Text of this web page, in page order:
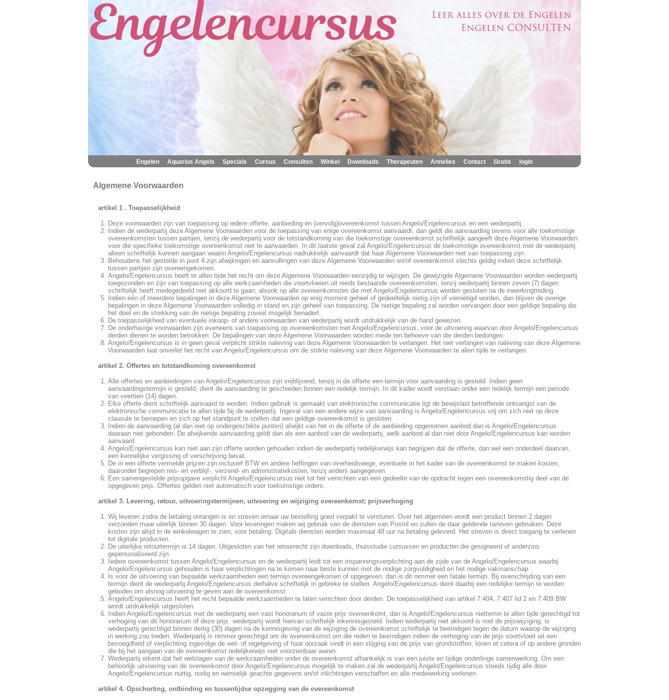
Engelen Aquarius Angels Specials Cursus Consulten Winkel Downloads Therapeuten Annelies Contact Gratis login
Algemene Voorwaarden
artikel 1 . Toepasselijkheid
Deze voorwaarden zijn van toepassing op iedere offerte, aanbieding en (vervolg)overeenkomst tussen Angelo/Engelencursus en een wederpartij.
Indien de wederpartij deze Algemene Voorwaarden voor de toepassing van enige overeenkomst aanvaardt, dan geldt die aanvaarding tevens voor alle toekomstige
overeenkomsten tussen partijen, tenzij de wederpartij voor de totstandkoming van die toekomstige overeenkomst schriftelijk aangeeft deze Algemene Voorwaarden
voor die specifieke toekomstige overeenkomst niet te aanvaarden. In dit laatste geval zal Angelo/Engelencursus de toekomstige overeenkomst met de wederpartij
alleen schriftelijk kunnen aangaan waarin Angelo/Engelencursus nadrukkelijk aanvaardt dat haar Algemene Voorwaarden niet van toepassing zijn.
Behoudens het gestelde in punt 4 zijn afwijkingen en aanvullingen van deze Algemene Voorwaarden en/of overeenkomst slechts geldig indien deze schriftelijk
tussen partijen zijn overeengekomen.
Angelo/Engelencursus heeft te allen tijde het recht om deze Algemene Voorwaarden eenzijdig te wijzigen. De gewijzigde Algemene Voorwaarden worden wederpartij
toegezonden en zijn van toepassing op alle werkzaamheden die voortvloeien uit reeds bestaande overeenkomsten, tenzij wederpartij binnen zeven (7) dagen
schriftelijk heeft medegedeeld niet akkoord te gaan, alsook op alle overeenkomsten die met Angelo/Engelencursus worden gesloten na de inwerkingtreding.
Indien één of meerdere bepalingen in deze Algemene Voorwaarden op enig moment geheel of gedeeltelijk nietig zijn of vernietigd worden, dan blijven de overige
bepalingen in deze Algemene Voorwaarden volledig in stand en zijn geheel van toepassing. De nietige bepaling zal worden vervangen door een geldige bepaling die
het doel en de strekking van de nietige bepaling zoveel mogelijk benadert.
De toepasselijkheid van eventuele inkoop- of andere voorwaarden van wederpartij wordt uitdrukkelijk van de hand gewezen.
De onderhavige voorwaarden zijn eveneens van toepassing op overeenkomsten met Angelo/Engelencursus, voor de uitvoering waarvan door Angelo/Engelencursus
derden dienen te worden betrokken. De bepalingen van deze Algemene Voorwaarden worden mede ten behoeve van die derden bedongen.
Angelo/Engelencursus is in geen geval verplicht strikte naleving van deze Algemene Voorwaarden te verlangen. Het niet verlangen van naleving van deze Algemene
Voorwaarden laat onverlet het recht van Angelo/Engelencursus om de strikte naleving van deze Algemene Voorwaarden te allen tijde te verlangen.
artikel 2. Offertes en totstandkoming overeenkomst
Alle offertes en aanbiedingen van Angelo/Engelencursus zijn vrijblijvend, tenzij in de offerte een termijn voor aanvaarding is gesteld. Indien geen
aanvaardingstermijn is gesteld, dient de aanvaarding te geschieden binnen een redelijk termijn. In dit kader wordt verstaan onder een redelijk termijn een periode
van veertien (14) dagen.
Elke offerte dient schriftelijk aanvaard te worden. Indien gebruik is gemaakt van elektronische communicatie ligt de bewijslast betreffende ontvangst van de
elektronische communicatie te allen tijde bij de wederpartij. Ingeval van een andere wijze van aanvaarding is Angelo/Engelencursus vrij om zich niet op deze
clausule te beroepen en zich op het standpunt te stellen dat een geldige overeenkomst is gesloten.
Indien de aanvaarding (al dan niet op ondergeschikte punten) afwijkt van het in de offerte of de aanbieding opgenomen aanbod dan is Angelo/Engelencursus
daaraan niet gebonden. De afwijkende aanvaarding geldt dan als een aanbod van de wederpartij, welk aanbod al dan niet door Angelo/Engelencursus kan worden
aanvaard.
Angelo/Engelencursus kan niet aan zijn offerte worden gehouden indien de wederpartij redelijkerwijs kan begrijpen dat de offerte, dan wel een onderdeel daarvan,
een kennelijke vergissing of verschrijving bevat.
De in een offerte vermelde prijzen zijn inclusief BTW en andere heffingen van overheidswege, eventuele in het kader van de overeenkomst te maken kosten,
daaronder begrepen reis- en verblijf-, verzend- en administratiekosten, tenzij anders aangegeven.
Een samengestelde prijsopgave verplicht Angelo/Engelencursus niet tot het verrichten van een gedeelte van de opdracht tegen een overeenkomstig deel van de
opgegeven prijs. Offertes gelden niet automatisch voor toekomstige orders.
artikel 3. Levering, retour, uitvoeringstermijnen, uitvoering en wijziging overeenkomst; prijsverhoging
Wij leveren zodra de betaling ontangen is en streven ernaar uw bestelling goed verpakt te versturen. Over het algemeen wordt een product binnen 2 dagen
verzonden maar uiterlijk binnen 30 dagen. Voor leveringen maken wij gebruik van de diensten van Postnl en zullen de daar geldende tarieven gebruiken. Deze
kosten zijn altijd in de winkelwagen te zien, voor betaling. Digitale diensten worden maximaal 48 uur na betaling geleverd. Het streven is direct toegang te verlenen
tot digitale producten.
De uiterlijke retourtermijn is 14 dagen. Uitgesloten van het retourrecht zijn downloads, thuisstudie cursussen en producten die gesigneerd of anderzins
gepersonaliseerd zijn.
Iedere overeenkomst tussen Angelo/Engelencursus en de wederpartij leidt tot een inspanningsverplichting aan de zijde van de Angelo/Engelencursus waarbij
Angelo/Engelencursus gehouden is haar verplichtingen na te komen naar beste kunnen met de nodige zorgvuldigheid en het nodige vakmanschap.
Is voor de uitvoering van bepaalde werkzaamheden een termijn overeengekomen of opgegeven, dan is dit nimmer een fatale termijn. Bij overschrijding van een
termijn dient de wederpartij Angelo/Engelencursus derhalve schriftelijk in gebreke te stellen. Angelo/Engelencursus dient daarbij een redelijke termijn te worden
geboden om alsnog uitvoering te geven aan de overeenkomst.
Angelo/Engelencursus heeft het recht bepaalde werkzaamheden te laten verrichten door derden. De toepasselijkheid van artikel 7:404, 7:407 lid 2 en 7:409 BW
wordt uitdrukkelijk uitgesloten.
Indien Angelo/Engelencursus met de wederpartij een vast honorarium of vaste prijs overeenkomt, dan is Angelo/Engelencursus niettemin te allen tijde gerechtigd tot
verhoging van dit honorarium of deze prijs. wederpartij wordt hiervan schriftelijk inkennisgesteld. Indien wederpartij niet akkoord is met de prijswijziging, is
wederpartij gerechtigd binnen dertig (30) dagen na de kennisgeving van de wijziging de overeenkomst schriftelijk te beeïndigen tegen de datum waarop de wijziging
in werking zou treden. Wederpartij is nimmer gerechtigd om de overeenkomst om die reden te beeïndigen indien de verhoging van de prijs voortvloeit uit een
bevoegdheid of verplichting ingevolge de wet- of regelgeving of haar oorzaak vindt in een stijging van de prijs van grondstoffen, lonen et cetera of op andere gronden
die bij het aangaan van de overeenkomst redelijkerwijs niet voorzienbaar waren.
Wederpartij erkent dat het welslagen van de werkzaamheden onder de overeenkomst afhankelijk is van een juiste en tijdige onderlinge samenwerking. Om een
behoorlijk uitvoering van de overeenkomst door Angelo/Engelencursus mogelijk te maken zal de wederpartij Angelo/Engelencursus steeds tijdig alle door
Angelo/Engelencursus nuttig, nodig en wenselijk geachte gegevens en/of inlichtingen verschaffen en alle medewerking verlenen.
artikel 4. Opschorting, ontbinding en tussentijdse opzegging van de overeenkomst